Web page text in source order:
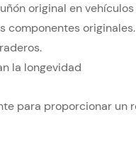
original en
componentes originales.
la longevidad
para proporcionar un